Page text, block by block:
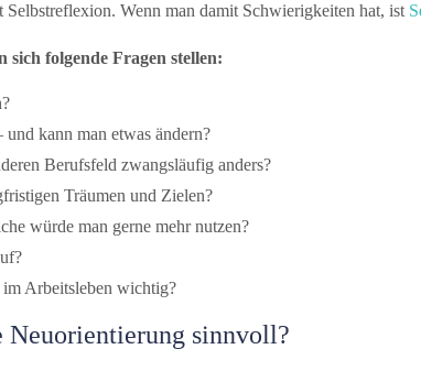
Wenn man damit Schwierigkeiten hat, ist
folgende Fragen stellen:
kann man etwas ändern?
Berufsfeld zwangsläufig anders?
Träumen und Zielen?
würde man gerne mehr nutzen?
Arbeitsleben wichtig?
sinnvoll?